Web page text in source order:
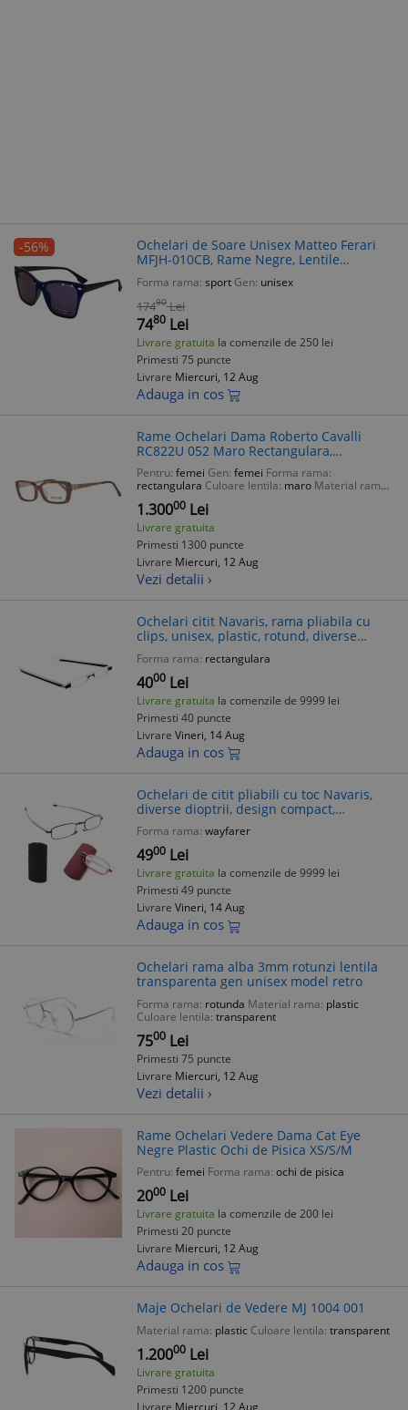
-56%
Ochelari de Soare Unisex Matteo Ferari
MFJH-010CB, Rame Negre, Lentile
Albastru Reflexii, UV400, Sport, Plastic,
Marime 55
Forma rama: sport Gen: unisex
17490 Lei
7480 Lei
Livrare gratuita la comenzile de 250 lei
Primesti 75 puncte
Livrare Miercuri, 12 Aug
Adauga in cos
Rame Ochelari Dama Roberto Cavalli
RC822U 052 Maro Rectangulara,
Plastic/Metal, 53-15-140
Pentru: femei Gen: femei Forma rama:
rectangulara Culoare lentila: maro Material rama:
1.30000 Lei
Livrare gratuita
Primesti 1300 puncte
Livrare Miercuri, 12 Aug
Vezi detalii ›
Ochelari citit Navaris, rama pliabila cu
clips, unisex, plastic, rotund, diverse
culori si dioptrii
Forma rama: rectangulara
4000 Lei
Livrare gratuita la comenzile de 9999 lei
Primesti 40 puncte
Livrare Vineri, 14 Aug
Adauga in cos
Ochelari de citit pliabili cu toc Navaris,
diverse dioptrii, design compact,
metal/plastic, negru/visiniu
Forma rama: wayfarer
4900 Lei
Livrare gratuita la comenzile de 9999 lei
Primesti 49 puncte
Livrare Vineri, 14 Aug
Adauga in cos
Ochelari rama alba 3mm rotunzi lentila
transparenta gen unisex model retro
Forma rama: rotunda Material rama: plastic
Culoare lentila: transparent
7500 Lei
Primesti 75 puncte
Livrare Miercuri, 12 Aug
Vezi detalii ›
Rame Ochelari Vedere Dama Cat Eye
Negre Plastic Ochi de Pisica XS/S/M
Pentru: femei Forma rama: ochi de pisica
2000 Lei
Livrare gratuita la comenzile de 200 lei
Primesti 20 puncte
Livrare Miercuri, 12 Aug
Adauga in cos
Maje Ochelari de Vedere MJ 1004 001
Material rama: plastic Culoare lentila: transparent
1.20000 Lei
Livrare gratuita
Primesti 1200 puncte
Livrare Miercuri, 12 Aug